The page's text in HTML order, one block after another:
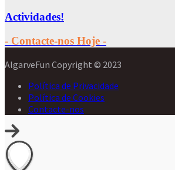
Actividades!
- Contacte-nos Hoje -
AlgarveFun Copyright © 2023
Política de Privacidade
Política de Cookies
Contacte-nos